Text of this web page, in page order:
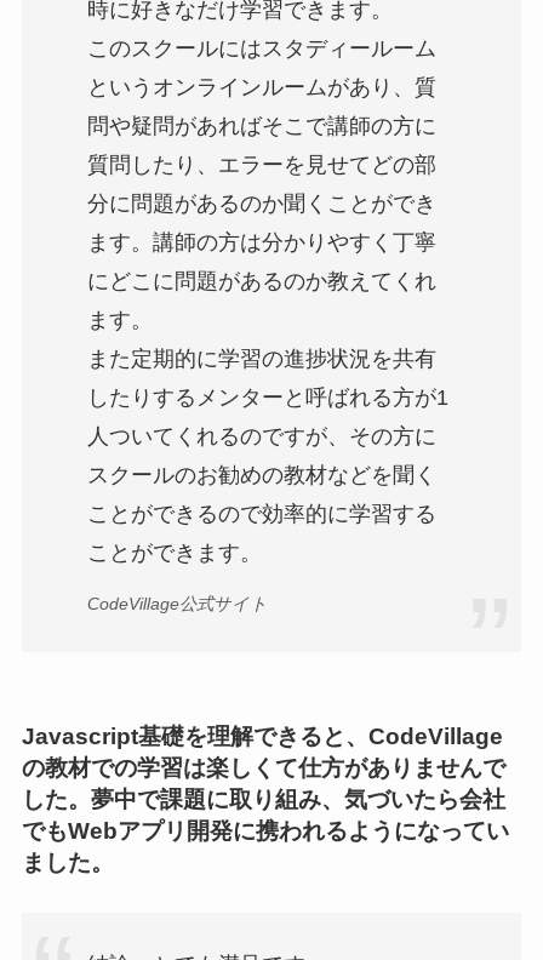
時に好きなだけ学習できます。
このスクールにはスタディールーム
というオンラインルームがあり、質
問や疑問があればそこで講師の方に
質問したり、エラーを見せてどの部
分に問題があるのか聞くことができ
ます。講師の方は分かりやすく丁寧
にどこに問題があるのか教えてくれ
ます。
また定期的に学習の進捗状況を共有
したりするメンターと呼ばれる方が1
人ついてくれるのですが、その方に
スクールのお勧めの教材などを聞く
ことができるので効率的に学習する
ことができます。
CodeVillage公式サイト
Javascript基礎を理解できると、CodeVillage
の教材での学習は楽しくて仕方がありませんで
した。夢中で課題に取り組み、気づいたら会社
でもWebアプリ開発に携われるようになってい
ました。